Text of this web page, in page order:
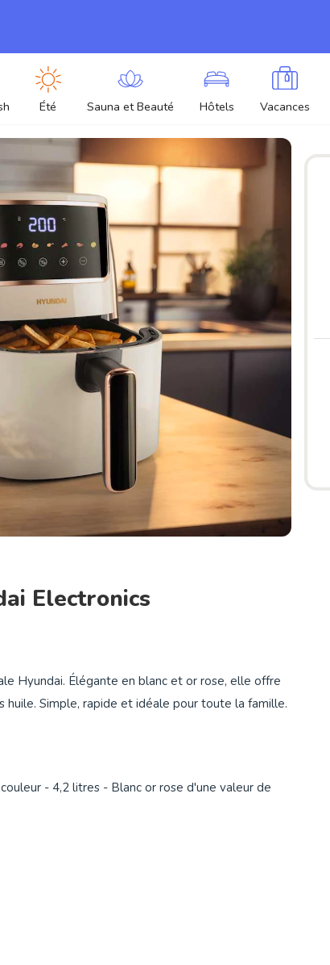
Été Sauna et Beauté Hôtels Vacances
Electronics
Hyundai. Élégante en blanc et or rose, elle offre
Simple, rapide et idéale pour toute la famille.
- 4,2 litres - Blanc or rose d'une valeur de